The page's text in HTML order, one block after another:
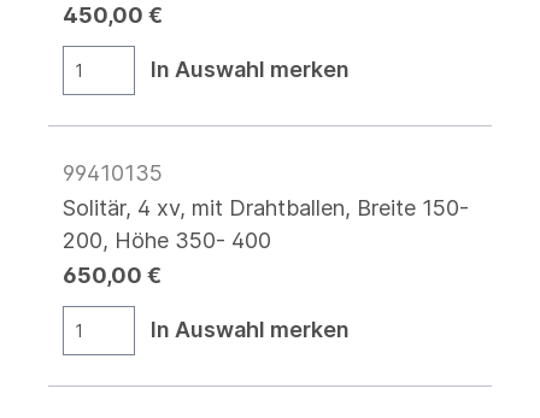
450,00 €
In Auswahl merken
99410135
Solitär, 4 xv, mit Drahtballen, Breite 150-
200, Höhe 350- 400
650,00 €
In Auswahl merken